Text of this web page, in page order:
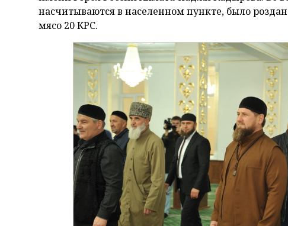
насчитываются в населенном пункте, было
мясо 20 КРС.